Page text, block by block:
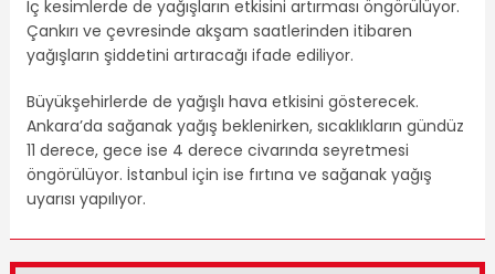
İç kesimlerde de yağışların etkisini artırması öngörülüyor.
Çankırı ve çevresinde akşam saatlerinden itibaren
yağışların şiddetini artıracağı ifade ediliyor.
Büyükşehirlerde de yağışlı hava etkisini gösterecek.
Ankara’da sağanak yağış beklenirken, sıcaklıkların gündüz
11 derece, gece ise 4 derece civarında seyretmesi
öngörülüyor. İstanbul için ise fırtına ve sağanak yağış
uyarısı yapılıyor.